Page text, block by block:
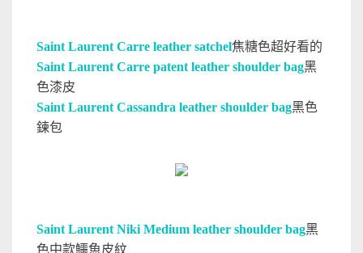
Saint Laurent Carre leather satchel焦糖色超好看的
Saint Laurent Carre patent leather shoulder bag黑
色漆皮
Saint Laurent Cassandra leather shoulder bag黑色
鍊包
Saint Laurent Niki Medium leather shoulder bag黑
色中款鱷魚皮紋